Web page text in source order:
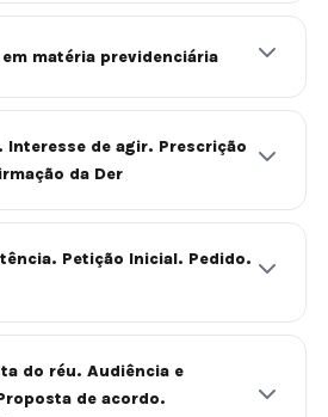
matéria previdenciária
Interesse de agir. Prescrição
da Der
Petição Inicial. Pedido.
do réu. Audiência e
de acordo.